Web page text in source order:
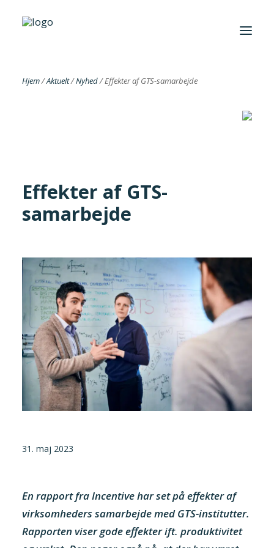
Tilmeld nyhedsbrev
Presse og pressemeddelelser
Kontakt
Dansk
English
Hjem/Aktuelt/Nyhed/Effekter af GTS-samarbejde
Effekter af GTS-
samarbejde
31. maj 2023
En rapport fra Incentive har set på effekter af
virksomheders samarbejde med GTS-institutter.
Rapporten viser gode effekter ift. produktivitet